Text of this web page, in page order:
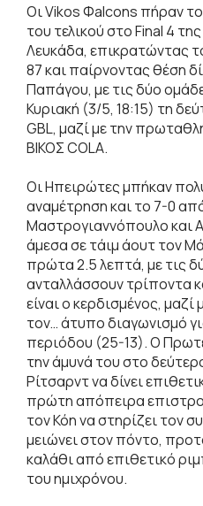
Οι Vikos Φalcons πήραν το
του τελικού στο Final 4
Λευκάδα, επικρατώντας
87 και παίρνοντας θέση
Παπάγου, με τις δύο
Κυριακή (3/5, 18:15) τη
GBL, μαζί με την
ΒΙΚΟΣ COLA.
Οι Ηπειρώτες μπήκαν
αναμέτρηση και το 7-0
Μαστρογιαννόπουλο και
άμεσα σε τάιμ άουτ τον
πρώτα 2.5 λεπτά, με τις
ανταλλάσσουν τρίποντα
είναι ο κερδισμένος,
τον… άτυπο διαγωνισμό
περιόδου (25-13). Ο
την άμυνά του στο
Ρίτσαρντ να δίνει
πρώτη απόπειρα
τον Κόη να στηρίζει τον
μειώνει στον πόντο,
καλάθι από επιθετικό
του ημιχρόνου.